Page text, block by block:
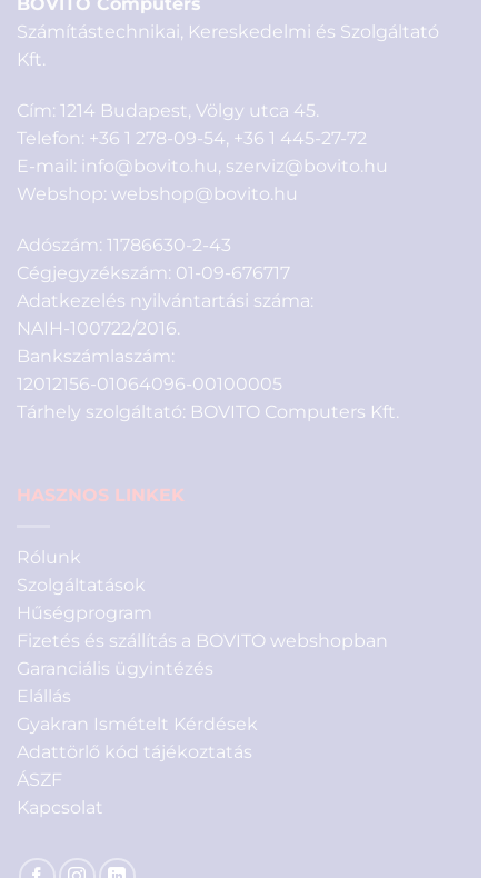
Számítástechnikai, Kereskedelmi és Szolgáltató
Kft.
Cím: 1214 Budapest, Völgy utca 45.
Telefon: +36 1 278-09-54, +36 1 445-27-72
E-mail: info@bovito.hu, szerviz@bovito.hu
Webshop: webshop@bovito.hu
Adószám: 11786630-2-43
Cégjegyzékszám: 01-09-676717
Adatkezelés nyilvántartási száma:
NAIH-100722/2016.
Bankszámlaszám:
12012156-01064096-00100005
Tárhely szolgáltató: BOVITO Computers Kft.
HASZNOS LINKEK
Rólunk
Szolgáltatások
Hűségprogram
Fizetés és szállítás a BOVITO webshopban
Garanciális ügyintézés
Elállás
Gyakran Ismételt Kérdések
Adattörlő kód tájékoztatás
ÁSZF
Kapcsolat